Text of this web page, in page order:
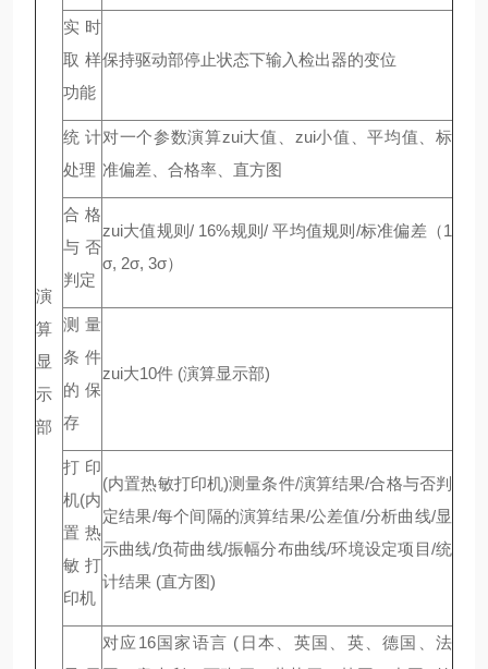
演
算
显
示
部
实时
取样
功能
保持驱动部停止状态下输入检出器的变位
统计
处理
对一个参数演算zui大值、zui小值、平均值、标
准偏差、合格率、直方图
合格
与否
判定
zui大值规则/ 16%规则/ 平均值规则/标准偏差（1
σ, 2σ, 3σ）
测量
条件
的保
存
zui大10件 (演算显示部)
打印
机(内
置热
敏打
印机
(内置热敏打印机)测量条件/演算结果/合格与否判
定结果/每个间隔的演算结果/公差值/分析曲线/显
示曲线/负荷曲线/振幅分布曲线/环境设定项目/统
计结果 (直方图)
对应16国家语言 (日本、英国、英、德国、法